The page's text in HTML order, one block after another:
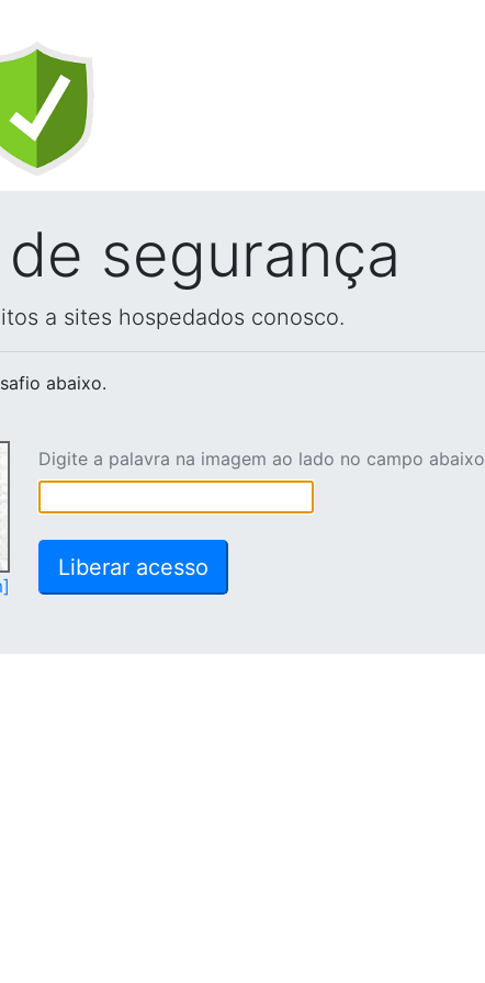
segurança
a sites hospedados conosco.
abaixo.
Digite a palavra na imagem ao lado no campo abaixo